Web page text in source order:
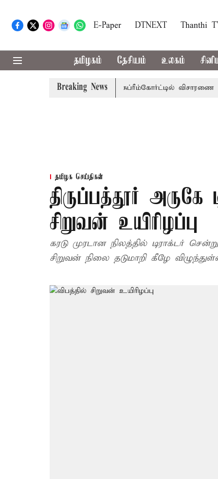
E-Paper DTNEXT Thanthi
தமிழகம் தேசியம் உலகம்
Breaking News
வழக்கு; வரும் 14ம்தேதி சுப்ரீம்கோர்ட்டில் விசாரணை
தமிழக செய்திகள்
திருப்பத்தூர் அருகே
சிறுவன் உயிரிழப்பு
கரடு முரடான நிலத்தில் டிராக்டர்
சிறுவன் நிலை தடுமாறி கீழே